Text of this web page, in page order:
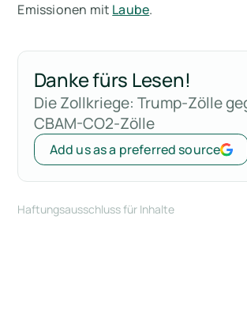
Emissionen mit Laube.
Danke fürs Lesen!
Die Zollkriege: Trump-Zölle
CBAM-CO2-Zölle
Add us as a preferred source
Haftungsausschluss für Inhalte